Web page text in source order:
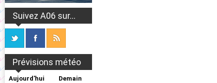
Suivez A06 sur...
Prévisions météo
Aujourd'hui Demain